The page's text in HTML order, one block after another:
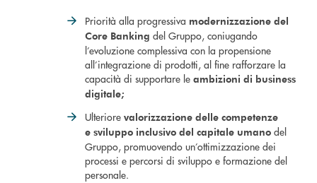
Priorità alla progressiva modernizzazione del
Core Banking del Gruppo, coniugando
l’evoluzione complessiva con la propensione
all’integrazione di prodotti, al fine rafforzare la
capacità di supportare le ambizioni di business
digitale;
Ulteriore valorizzazione delle competenze
e sviluppo inclusivo del capitale umano del
Gruppo, promuovendo un’ottimizzazione dei
processi e percorsi di sviluppo e formazione del
personale.